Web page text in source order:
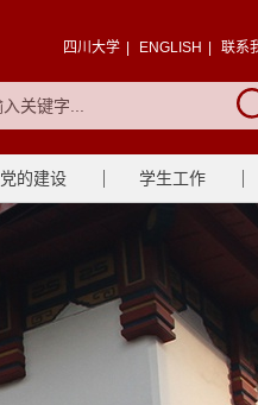
四川大学 ENGLISH 联系
党的建设 学生工作